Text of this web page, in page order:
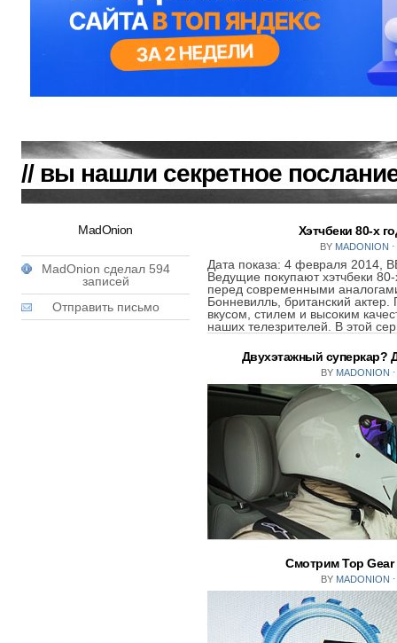
// вы нашли секретное
MadOnion
MadOnion сделал 594
записей
Отправить письмо
Хэтчбеки 80-х
BY MADONION ⋅
Дата показа: 4 февраля 2014,
Ведущие покупают хэтчбеки
перед современными
Бонневилль, британский
вкусом, стилем и высоким
наших телезрителей. В этой
Двухэтажный суперкар?
BY MADONION ⋅
Смотрим Top Gear
BY MADONION ⋅